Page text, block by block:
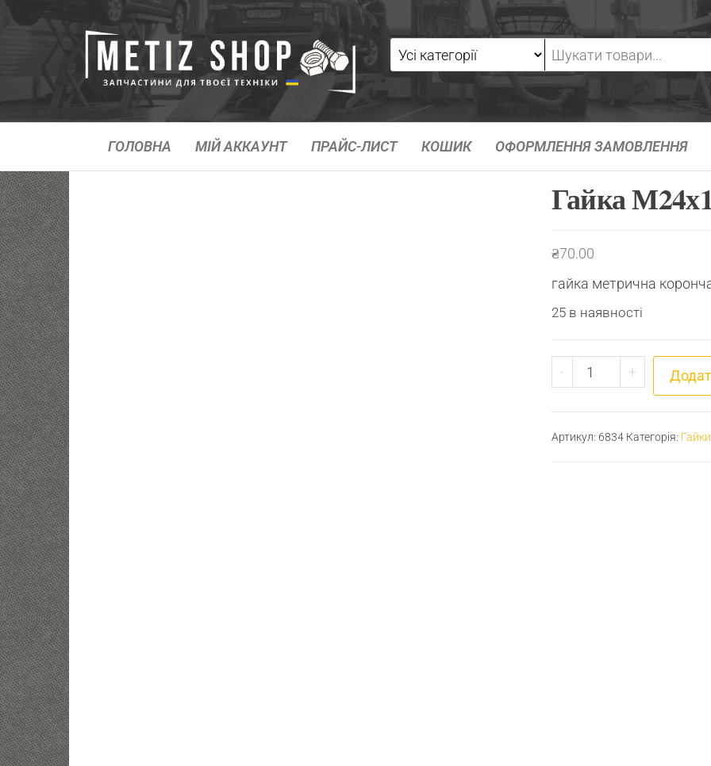
ГОЛОВНА МІЙ АККАУНТ ПРАЙС-ЛИСТ КОШИК ОФОРМЛЕННЯ ЗАМОВЛЕННЯ
Гайка
₴70.00
гайка метрична
25 в наявності
- Гайка М24х1,5
+
Артикул: 6834 Категорія: Гайки